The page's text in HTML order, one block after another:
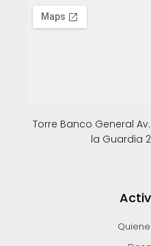
Torre Banco General
la Guardia